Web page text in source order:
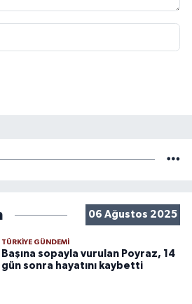
06 Ağustos 2025
TÜRKIYE GÜNDEMI
Başına sopayla vurulan Poyraz, 14
gün sonra hayatını kaybetti